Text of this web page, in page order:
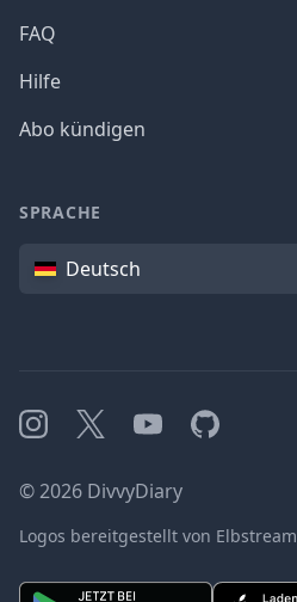
FAQ
Hilfe
Abo kündigen
SPRACHE
SpracheDeutsch
Instagram
X YouTubeGitHub
©2026 DivvyDiary
Logos bereitgestellt von Elbstream